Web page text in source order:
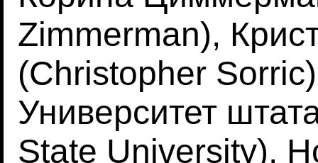
Zimmerman),
(Christopher
Университет
State University),